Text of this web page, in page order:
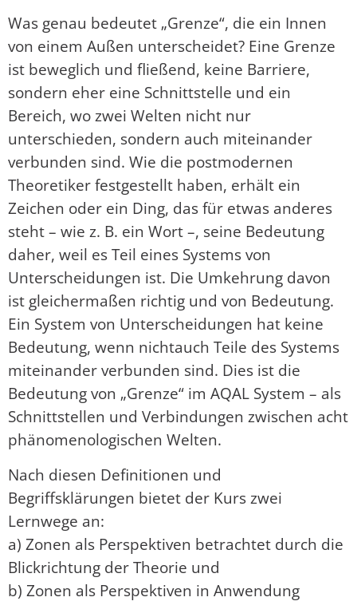
Was genau bedeutet „Grenze“, die ein Innen
von einem Außen unterscheidet? Eine Grenze
ist beweglich und fließend, keine Barriere,
sondern eher eine Schnittstelle und ein
Bereich, wo zwei Welten nicht nur
unterschieden, sondern auch miteinander
verbunden sind. Wie die postmodernen
Theoretiker festgestellt haben, erhält ein
Zeichen oder ein Ding, das für etwas anderes
steht – wie z. B. ein Wort –, seine Bedeutung
daher, weil es Teil eines Systems von
Unterscheidungen ist. Die Umkehrung davon
ist gleichermaßen richtig und von Bedeutung.
Ein System von Unterscheidungen hat keine
Bedeutung, wenn nichtauch Teile des Systems
miteinander verbunden sind. Dies ist die
Bedeutung von „Grenze“ im AQAL System – als
Schnittstellen und Verbindungen zwischen acht
phänomenologischen Welten.
Nach diesen Definitionen und
Begriffsklärungen bietet der Kurs zwei
Lernwege an:
a) Zonen als Perspektiven betrachtet durch die
Blickrichtung der Theorie und
b) Zonen als Perspektiven in Anwendung